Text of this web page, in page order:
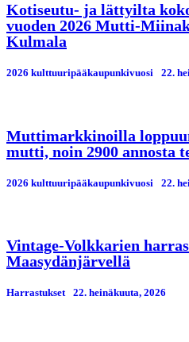
Kotiseutu- ja lättyilta
vuoden 2026 Mutti-
Kulmala
2026 kulttuuripääkaupunkivuosi 22.
Muttimarkkinoilla
mutti, noin 2900 annosta
2026 kulttuuripääkaupunkivuosi 22.
Vintage-Volkkarien
Maasydänjärvellä
Harrastukset 22. heinäkuuta, 2026